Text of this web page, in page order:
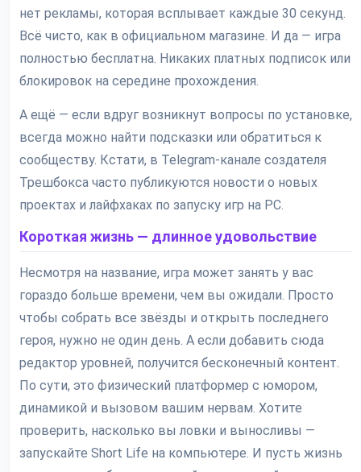
нет рекламы, которая всплывает каждые 30 секунд.
Всё чисто, как в официальном магазине. И да — игра
полностью бесплатна. Никаких платных подписок или
блокировок на середине прохождения.
А ещё — если вдруг возникнут вопросы по установке,
всегда можно найти подсказки или обратиться к
сообществу. Кстати, в Telegram-канале создателя
Трешбокса часто публикуются новости о новых
проектах и лайфхаках по запуску игр на PC.
Короткая жизнь — длинное удовольствие
Несмотря на название, игра может занять у вас
гораздо больше времени, чем вы ожидали. Просто
чтобы собрать все звёзды и открыть последнего
героя, нужно не один день. А если добавить сюда
редактор уровней, получится бесконечный контент.
По сути, это физический платформер с юмором,
динамикой и вызовом вашим нервам. Хотите
проверить, насколько вы ловки и выносливы —
запускайте Short Life на компьютере. И пусть жизнь